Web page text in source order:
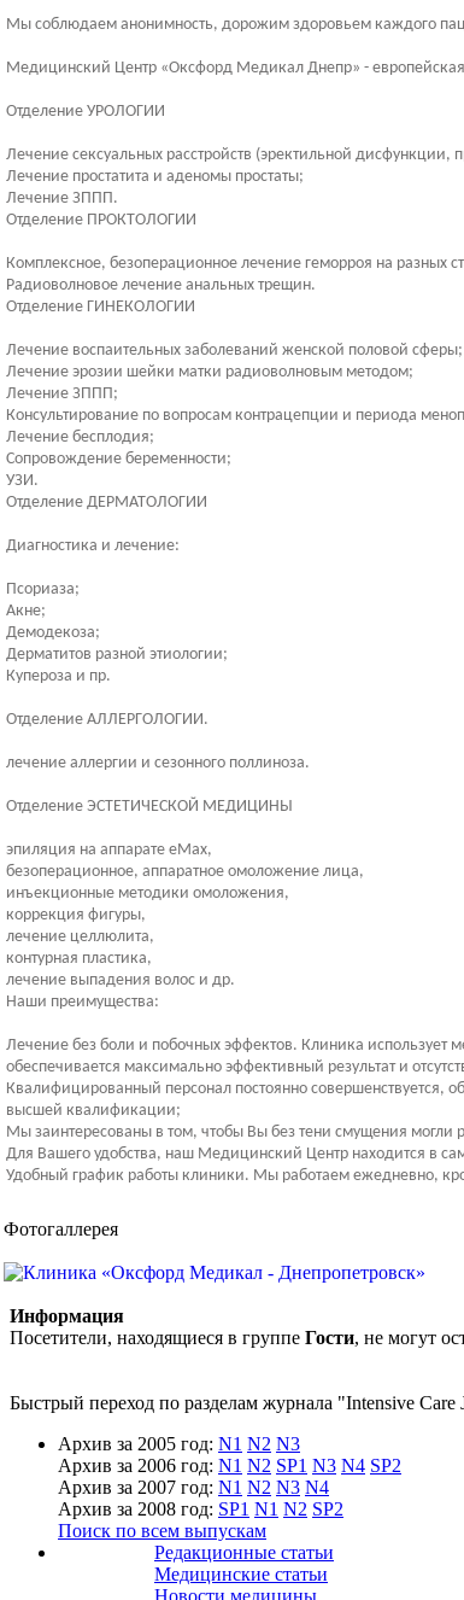
Мы соблюдаем анонимность, дорожим здоровьем каждого
Медицинский Центр «Оксфорд Медикал Днепр» -
Отделение УРОЛОГИИ
Лечение сексуальных расстройств (эректильной
Лечение простатита и аденомы простаты;
Лечение ЗППП.
Отделение ПРОКТОЛОГИИ
Комплексное, безоперационное лечение геморроя на разных
Радиоволновое лечение анальных трещин.
Отделение ГИНЕКОЛОГИИ
Лечение воспаительных заболеваний женской половой сферы;
Лечение эрозии шейки матки радиоволновым методом;
Лечение ЗППП;
Консультирование по вопросам контрацепции и периода
Лечение бесплодия;
Сопровождение беременности;
УЗИ.
Отделение ДЕРМАТОЛОГИИ
Диагностика и лечение:
Псориаза;
Акне;
Демодекоза;
Дерматитов разной этиологии;
Купероза и пр.
Отделение АЛЛЕРГОЛОГИИ.
лечение аллергии и сезонного поллиноза.
Отделение ЭСТЕТИЧЕСКОЙ МЕДИЦИНЫ
эпиляция на аппарате еМах,
безоперационное, аппаратное омоложение лица,
инъекционные методики омоложения,
коррекция фигуры,
лечение целлюлита,
контурная пластика,
лечение выпадения волос и др.
Наши преимущества:
Лечение без боли и побочных эффектов. Клиника использует
обеспечивается максимально эффективный результат и
Квалифицированный персонал постоянно совершенствуется,
высшей квалификации;
Мы заинтересованы в том, чтобы Вы без тени смущения могли
Для Вашего удобства, наш Медицинский Центр находится в
Удобный график работы клиники. Мы работаем ежедневно,
Фотогаллерея
Информация
Посетители, находящиеся в группе Гости, не могут
Быстрый переход по разделам журнала "Intensive Care
Архив за 2005 год: N1 N2 N3
Архив за 2006 год: N1 N2 SP1 N3 N4 SP2
Архив за 2007 год: N1 N2 N3 N4
Архив за 2008 год: SP1 N1 N2 SP2
Поиск по всем выпускам
Редакционные статьи
Медицинские статьи
Новости медицины